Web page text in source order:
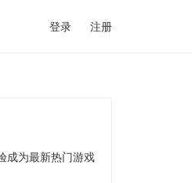
登录 注册
成为最新热门游戏